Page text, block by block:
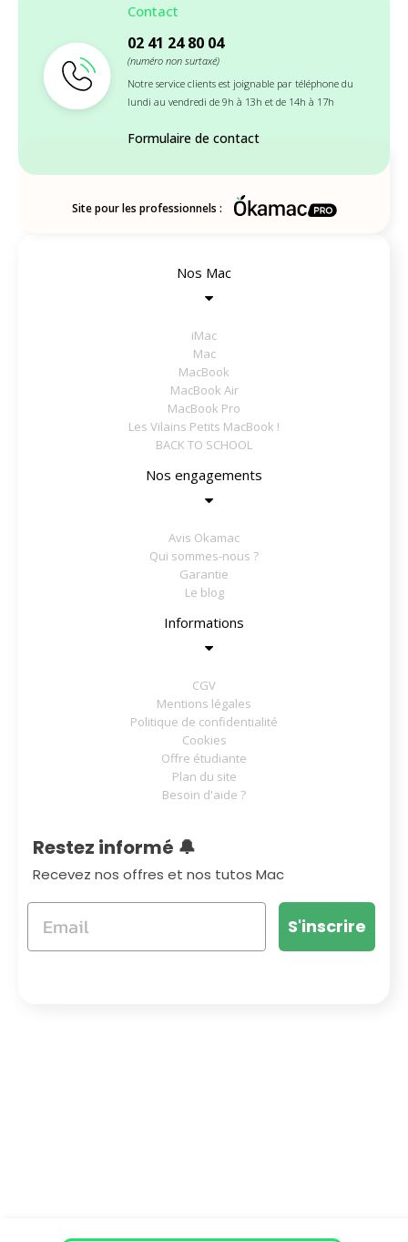
Contact
02 41 24 80 04
(numéro non surtaxé)
Notre service clients est joignable par téléphone du
lundi au vendredi de 9h à 13h et de 14h à 17h
Formulaire de contact
Site pour les professionnels :
Nos Mac
iMac
Mac
MacBook
MacBook Air
MacBook Pro
Les Vilains Petits MacBook !
BACK TO SCHOOL
Nos engagements
Avis Okamac
Qui sommes-nous ?
Garantie
Le blog
Informations
CGV
Mentions légales
Politique de confidentialité
Cookies
Offre étudiante
Plan du site
Besoin d'aide ?
Restez informé 🔔
Recevez nos offres et nos tutos Mac
S'inscrire